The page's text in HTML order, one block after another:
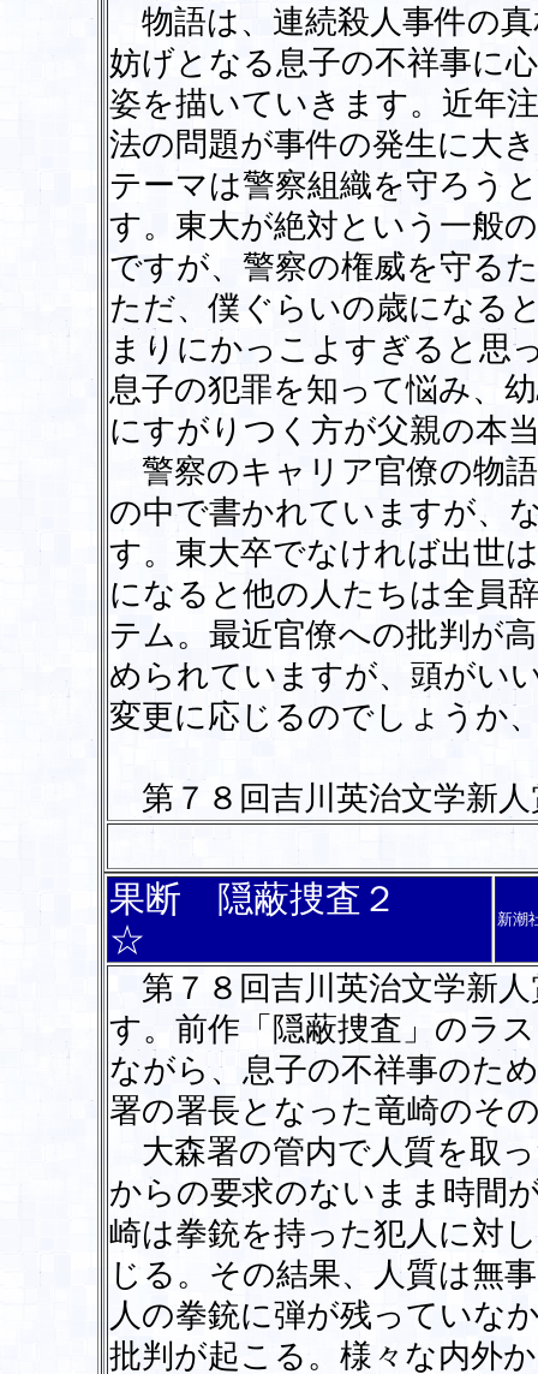
物語は、連続殺人事件の
妨げとなる息子の不祥事に
姿を描いていきます。近年
法の問題が事件の発生に大
テーマは警察組織を守ろう
す。東大が絶対という一般
ですが、警察の権威を守る
ただ、僕ぐらいの歳になる
まりにかっこよすぎると思
息子の犯罪を知って悩み、
にすがりつく方が父親の本
警察のキャリア官僚の物
の中で書かれていますが、
す。東大卒でなければ出世
になると他の人たちは全員
テム。最近官僚への批判が
められていますが、頭がい
変更に応じるのでしょうか
第７８回吉川英治文学新
果断 隠蔽捜査２
☆
新潮
第７８回吉川英治文学新
す。前作「隠蔽捜査」のラ
ながら、息子の不祥事のた
署の署長となった竜崎のそ
大森署の管内で人質を取
からの要求のないまま時間
崎は拳銃を持った犯人に対
じる。その結果、人質は無
人の拳銃に弾が残っていな
批判が起こる。様々な内外